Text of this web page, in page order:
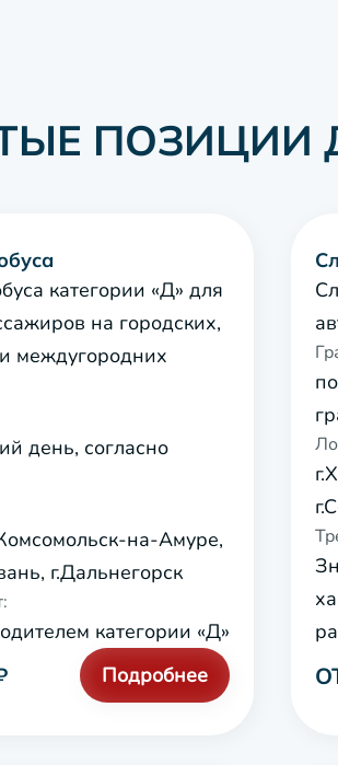
ПОЗИЦИИ
категории «Д» для
на городских,
междугородних
день, согласно
на-Амуре,
г.Дальнегорск
категории «Д»
Подробнее